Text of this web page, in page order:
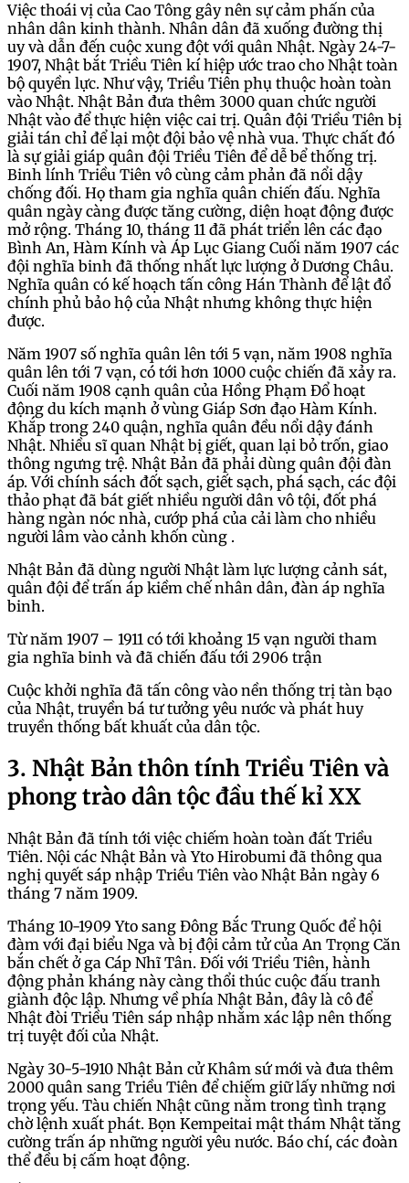
Việc thoái vị của Cao Tông gây nên sự cảm phấn của
nhân dân kinh thành. Nhân dân đã xuống đường thị
uy và dẫn đến cuộc xung đột với quân Nhật. Ngày 24-7-
1907, Nhật bắt Triều Tiên kí hiệp ước trao cho Nhật toàn
bộ quyền lực. Như vậy, Triều Tiên phụ thuộc hoàn toàn
vào Nhật. Nhật Bản đưa thêm 3000 quan chức người
Nhật vào để thực hiện việc cai trị. Quân đội Triều Tiên bị
giải tán chỉ để lại một đội bảo vệ nhà vua. Thực chất đó
là sự giải giáp quân đội Triều Tiên để dễ bể thống trị.
Binh lính Triều Tiên vô cùng cảm phản đã nổi dậy
chống đối. Họ tham gia nghĩa quân chiến đấu. Nghĩa
quân ngày càng được tăng cường, diện hoạt động được
mở rộng. Tháng 10, tháng 11 đã phát triển lên các đạo
Bình An, Hàm Kính và Áp Lục Giang Cuối năm 1907 các
đội nghĩa binh đã thống nhất lực lượng ở Dương Châu.
Nghĩa quân có kế hoạch tấn công Hán Thành để lật đổ
chính phủ bảo hộ của Nhật nhưng không thực hiện
được.
Năm 1907 số nghĩa quân lên tới 5 vạn, năm 1908 nghĩa
quân lên tới 7 vạn, có tới hơn 1000 cuộc chiến đã xảy ra.
Cuối năm 1908 cạnh quân của Hồng Phạm Đổ hoạt
động du kích mạnh ở vùng Giáp Sơn đạo Hàm Kính.
Khắp trong 240 quận, nghĩa quân đều nổi dậy đánh
Nhật. Nhiều sĩ quan Nhật bị giết, quan lại bỏ trốn, giao
thông ngưng trệ. Nhật Bản đã phải dùng quân đội đàn
áp. Với chính sách đốt sạch, giết sạch, phá sạch, các đội
thảo phạt đã bát giết nhiều người dân vô tội, đốt phá
hàng ngàn nóc nhà, cướp phá của cải làm cho nhiều
người lâm vào cảnh khốn cùng .
Nhật Bản đã dùng người Nhật làm lực lượng cảnh sát,
quân đội để trấn áp kiềm chế nhân dân, đàn áp nghĩa
binh.
Từ năm 1907 – 1911 có tới khoảng 15 vạn người tham
gia nghĩa binh và đã chiến đấu tới 2906 trận
Cuộc khởi nghĩa đã tấn công vào nền thống trị tàn bạo
của Nhật, truyền bá tư tưởng yêu nước và phát huy
truyền thống bất khuất của dân tộc.
3. Nhật Bản thôn tính Triều Tiên và
phong trào dân tộc đầu thế kỉ XX
Nhật Bản đã tính tới việc chiếm hoàn toàn đất Triều
Tiên. Nội các Nhật Bản và Yto Hirobumi đã thông qua
nghị quyết sáp nhập Triều Tiên vào Nhật Bản ngày 6
tháng 7 năm 1909.
Tháng 10-1909 Yto sang Đông Bắc Trung Quốc để hội
đàm với đại biểu Nga và bị đội cảm tử của An Trọng Căn
bắn chết ở ga Cáp Nhĩ Tân. Đối với Triều Tiên, hành
động phản kháng này càng thổi thúc cuộc đấu tranh
giành độc lập. Nhưng về phía Nhật Bản, đây là cô để
Nhật đòi Triều Tiên sáp nhập nhằm xác lập nên thống
trị tuyệt đối của Nhật.
Ngày 30-5-1910 Nhật Bản cử Khâm sứ mới và đưa thêm
2000 quân sang Triều Tiên để chiếm giữ lấy những nơi
trọng yếu. Tàu chiến Nhật cũng nằm trong tình trạng
chờ lệnh xuất phát. Bọn Kempeitai mật thám Nhật tăng
cường trấn áp những người yêu nước. Báo chí, các đoàn
thể đều bị cấm hoạt động.